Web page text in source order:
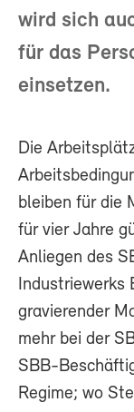
wird sich
für das
einsetzen.
Die
bleiben für die
für vier Jahre
Anliegen des
Industriewerks
gravierender
mehr bei der
SBB-
Regime; wo